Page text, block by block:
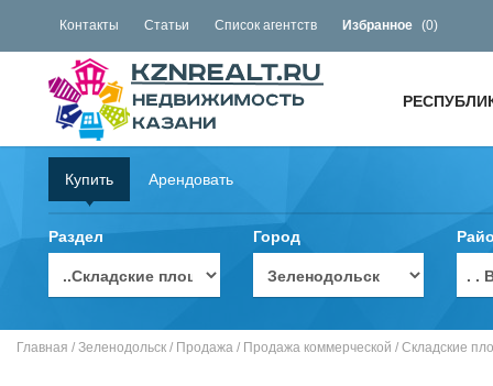
Контакты Статьи Список агентств Избранное (0)
Купить Арендовать
Раздел Город
. .
Главная / Зеленодольск / Продажа / Продажа коммерческой / Складские